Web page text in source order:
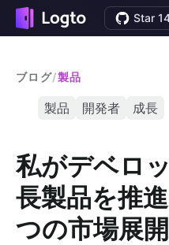
Star
ブログ/製品
製品 開発者 成長
私がデベロ
長製品を推
つの市場展